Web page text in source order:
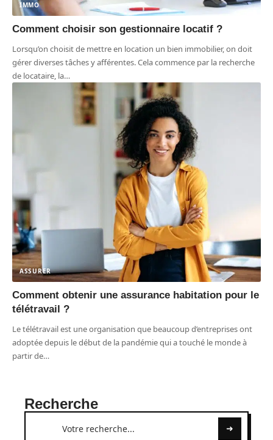
IMMO
Comment choisir son gestionnaire locatif ?
Lorsqu’on choisit de mettre en location un bien immobilier, on doit
gérer diverses tâches y afférentes. Cela commence par la recherche
de locataire, la…
ASSURER
Comment obtenir une assurance habitation pour le
télétravail ?
Le télétravail est une organisation que beaucoup d’entreprises ont
adoptée depuis le début de la pandémie qui a touché le monde à
partir de…
Recherche